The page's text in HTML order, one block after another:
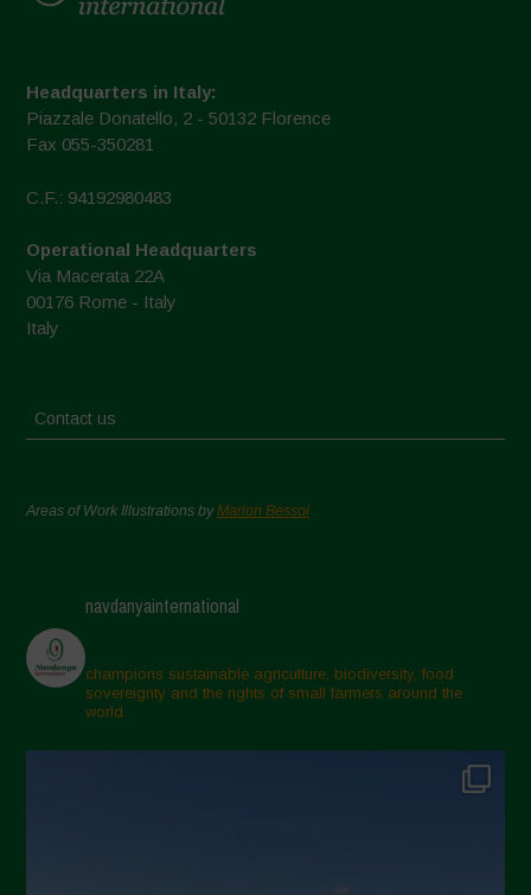
Headquarters in Italy:
Piazzale Donatello, 2 - 50132 Florence
Fax 055-350281
C.F.: 94192980483
Operational Headquarters
Via Macerata 22A
00176 Rome - Italy
Italy
Contact us
Areas of Work Illustrations byMarion Bessol
navdanyainternational
champions sustainable agriculture, biodiversity, food
sovereignty and the rights of small farmers around the
world.